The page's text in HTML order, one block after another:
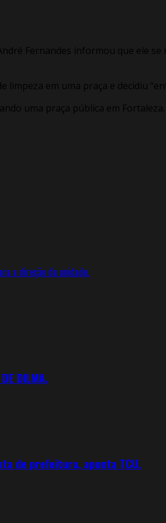
Fernandes informou que ele
em uma praça e decidiu
uma praça pública em
a direção da unidade.
DILMA.
de prefeitura, aponta TCU.